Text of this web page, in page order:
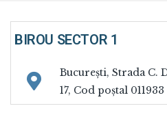
BIROU SECTOR 1
București, Strada C.
17, Cod poștal 011933